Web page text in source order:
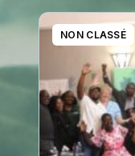
NON CLASSÉ